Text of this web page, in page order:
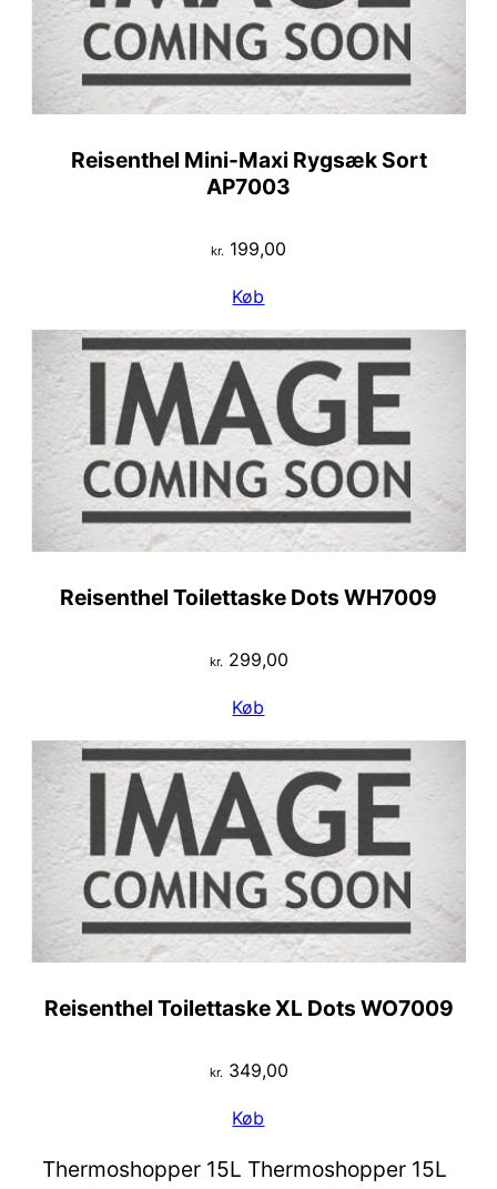
Reisenthel Mini-Maxi Rygsæk Sort
AP7003
kr. 199,00
Køb
Reisenthel Toilettaske Dots WH7009
kr.299,00
Køb
Reisenthel Toilettaske XL Dots WO7009
kr. 349,00
Køb
Thermoshopper 15L Thermoshopper 15L